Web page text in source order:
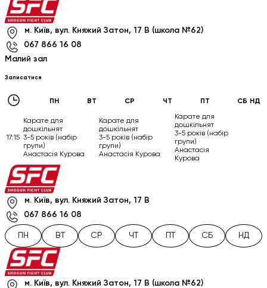
м. Київ, вул. Княжий Затон, 17 В (школа №62)
067 866 16 08
Малий зал
Записатися
ПН ВТ СР ЧТ ПТ СБ НД
17:15
Карате для
дошкільнят
3-5 років (набір
групи)
Анастасія Курова
Карате для
дошкільнят
3-5 років (набір
групи)
Анастасія Курова
Карате для
дошкільнят
3-5 років (набір
групи)
Анастасія
Курова
м. Київ, вул. Княжий Затон, 17 В
067 866 16 08
ПН ВТ СР ЧТ СБ НД
м. Київ, вул. Княжий Затон, 17 В (школа №62)